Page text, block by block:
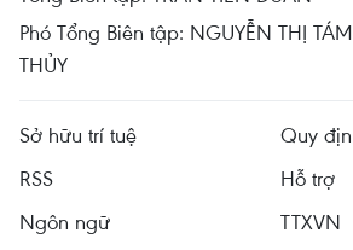
Phó Tổng Biên tập: NGUYỄN THỊ
THỦY
Sở hữu trí tuệ
Quy
RSS
Hỗ trợ
Ngôn ngữ
TTXVN